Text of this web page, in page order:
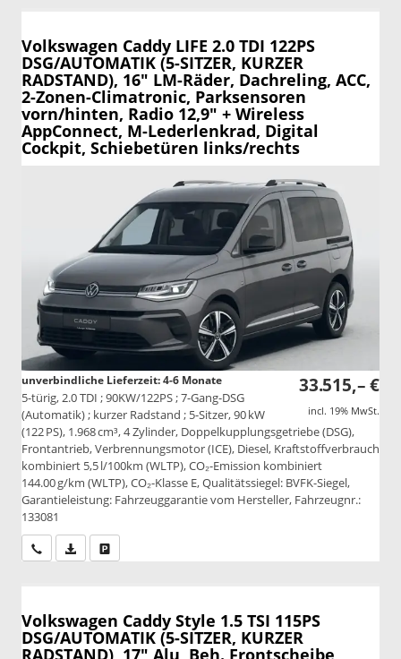
Volkswagen Caddy LIFE 2.0 TDI 122PS
DSG/AUTOMATIK (5-SITZER, KURZER
RADSTAND), 16" LM-Räder, Dachreling, ACC,
2-Zonen-Climatronic, Parksensoren
vorn/hinten, Radio 12,9" + Wireless
AppConnect, M-Lederlenkrad, Digital
Cockpit, Schiebetüren links/rechts
33.515,– €
incl. 19% MwSt.
unverbindliche Lieferzeit: 4-6 Monate
5-türig, 2.0 TDI ; 90KW/122PS ; 7-Gang-DSG
(Automatik) ; kurzer Radstand ; 5-Sitzer, 90 kW
(122 PS), 1.968 cm³, 4 Zylinder, Doppelkupplungsgetriebe (DSG),
Frontantrieb, Verbrennungsmotor (ICE), Diesel, Kraftstoffverbrauch
kombiniert 5,5 l/100km (WLTP), CO₂-Emission kombiniert
144.00 g/km (WLTP), CO₂-Klasse E, Qualitätssiegel: BVFK-Siegel,
Garantieleistung: Fahrzeuggarantie vom Hersteller, Fahrzeugnr.:
133081
Wir rufen Sie anPDF-Datei, Fahrzeugexposé drucken
Volkswagen Caddy Style 1.5 TSI 115PS
DSG/AUTOMATIK (5-SITZER, KURZER
RADSTAND), 17" Alu, Beh. Frontscheibe,